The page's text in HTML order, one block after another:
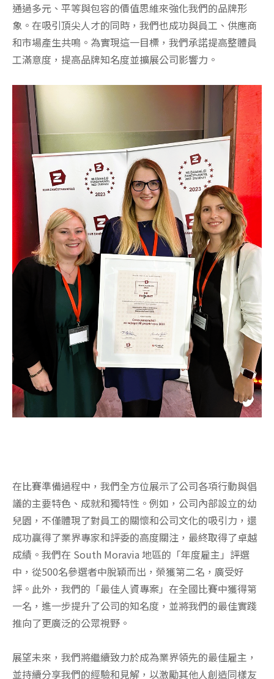
通過多元、平等與包容的價值思維來強化我們的品牌形
象。在吸引頂尖人才的同時，我們也成功與員工、供應商
和市場產生共鳴。為實現這一目標，我們承諾提高整體員
工滿意度，提高品牌知名度並擴展公司影響力。
在比賽準備過程中，我們全方位展示了公司各項行動與倡
議的主要特色、成就和獨特性。例如，公司內部設立的幼
兒園，不僅體現了對員工的關懷和公司文化的吸引力，還
成功贏得了業界專家和評委的高度關注，最終取得了卓越
成績。我們在 South Moravia 地區的「年度雇主」評選
中，從500名參選者中脫穎而出，榮獲第二名，廣受好
評。此外，我們的「最佳人資專案」在全國比賽中獲得第
一名，進一步提升了公司的知名度，並將我們的最佳實踐
推向了更廣泛的公眾視野。
展望未來，我們將繼續致力於成為業界領先的最佳雇主，
並持續分享我們的經驗和見解，以激勵其他人創造同樣友